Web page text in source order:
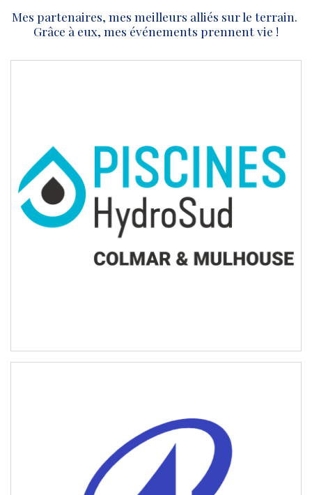
Mes partenaires, mes meilleurs alliés sur le terrain.
Grâce à eux, mes événements prennent vie !